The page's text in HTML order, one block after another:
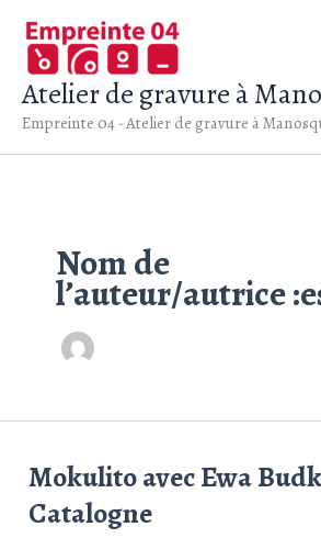
Aller
contenu
Atelier de gravure à
Empreinte 04 - Atelier de gravure à
Nom de
l’auteur/autrice
Mokulito avec Ewa
Catalogne